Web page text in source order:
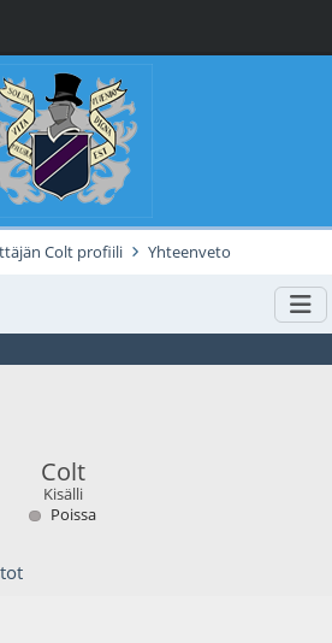
Colt profiili Yhteenveto
Colt
Kisälli
Poissa